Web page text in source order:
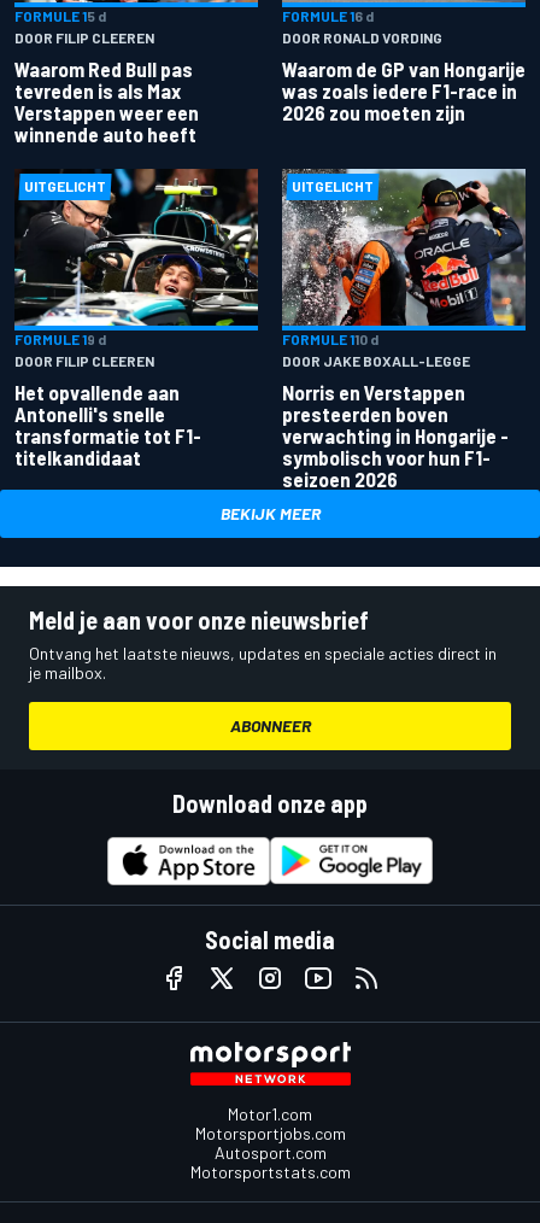
FORMULE 15 d
DOOR FILIP CLEEREN
Waarom Red Bull pas
tevreden is als Max
Verstappen weer een
winnende auto heeft
FORMULE 16 d
DOOR RONALD VORDING
Waarom de GP van Hongarije
was zoals iedere F1-race in
2026 zou moeten zijn
UITGELICHT
FORMULE 19 d
DOOR FILIP CLEEREN
Het opvallende aan
Antonelli's snelle
transformatie tot F1-
titelkandidaat
UITGELICHT
FORMULE 110 d
DOOR JAKE BOXALL-LEGGE
Norris en Verstappen
presteerden boven
verwachting in Hongarije -
symbolisch voor hun F1-
seizoen 2026
BEKIJK MEER
Meld je aan voor onze nieuwsbrief
Ontvang het laatste nieuws, updates en speciale acties direct in
je mailbox.
ABONNEER
Download onze app
Social media
Motor1.com
Motorsportjobs.com
Autosport.com
Motorsportstats.com